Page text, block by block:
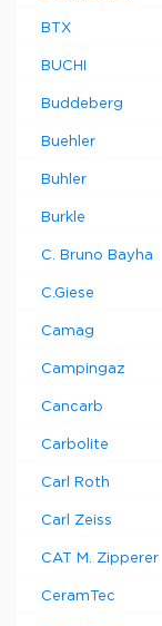
BTX
BUCHI
Buddeberg
Buehler
Buhler
Burkle
C. Bruno Bayha
C.Giese
Camag
Campingaz
Cancarb
Carbolite
Carl Roth
Carl Zeiss
CAT M. Zipperer
CeramTec